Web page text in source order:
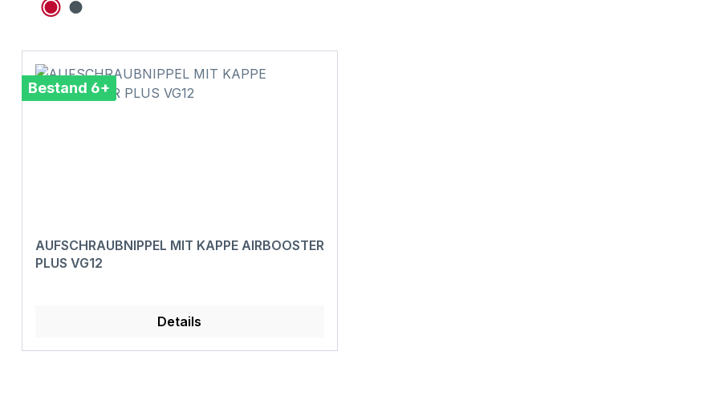
Bestand 6+
AUFSCHRAUBNIPPEL MIT KAPPE AIRBOOSTER
PLUS VG12
Details